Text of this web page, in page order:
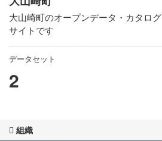
大山崎町のオープンデータ・カタログ
サイトです
データセット
2
組織